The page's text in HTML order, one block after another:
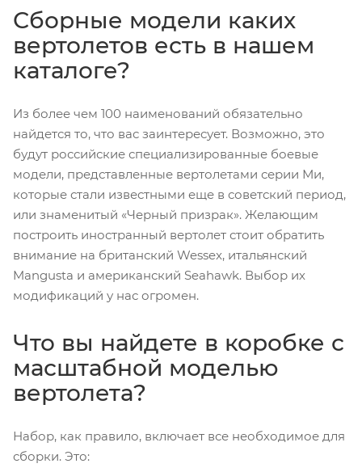
Сборные модели каких
вертолетов есть в нашем
каталоге?
Из более чем 100 наименований обязательно
найдется то, что вас заинтересует. Возможно, это
будут российские специализированные боевые
модели, представленные вертолетами серии Ми,
которые стали известными еще в советский период,
или знаменитый «Черный призрак». Желающим
построить иностранный вертолет стоит обратить
внимание на британский Wessex, итальянский
Mangusta и американский Seahawk. Выбор их
модификаций у нас огромен.
Что вы найдете в коробке с
масштабной моделью
вертолета?
Набор, как правило, включает все необходимое для
сборки. Это: